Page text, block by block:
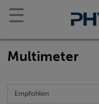
☰
Multimeter